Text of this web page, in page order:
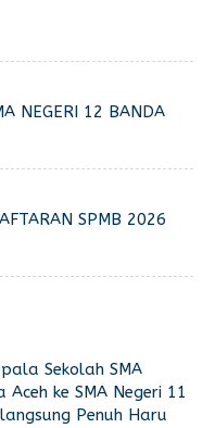
NEGERI 12 BANDA
SPMB 2026
Sekolah SMA
Aceh ke SMA Negeri 11
Penuh Haru